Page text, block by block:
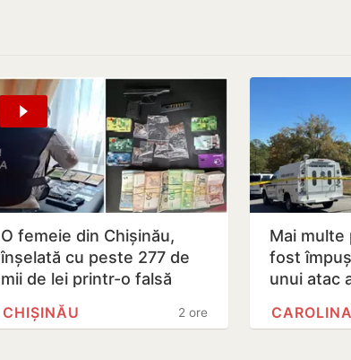
O femeie din Chișinău,
înșelată cu peste 277 de
mii de lei printr-o falsă
platformă de investiții…
2 ore
CHIȘINĂU
Mai multe
fost
unui atac